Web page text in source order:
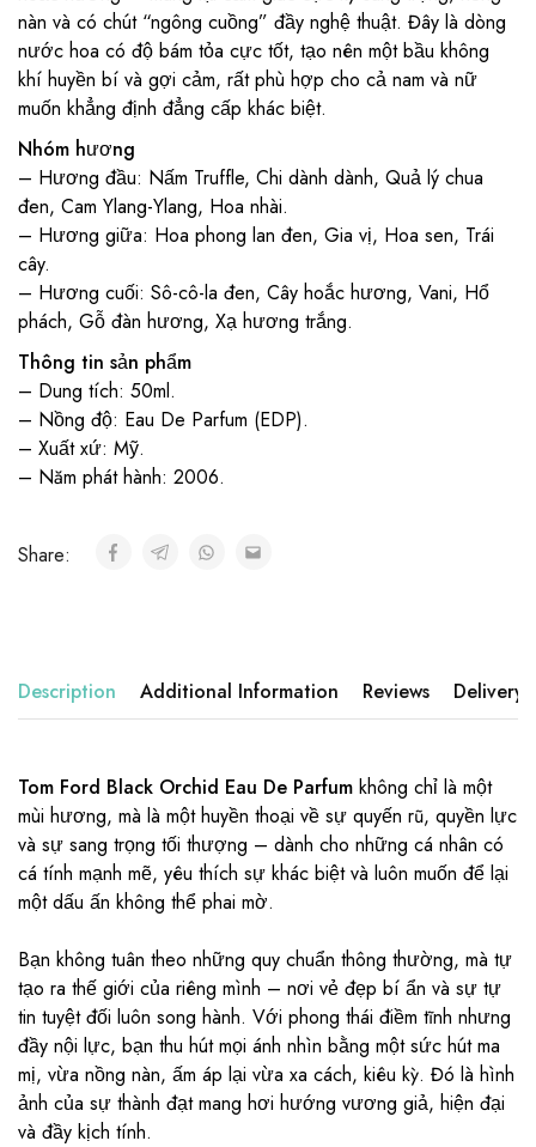
nàn và có chút “ngông cuồng” đầy nghệ thuật. Đây là dòng
nước hoa có độ bám tỏa cực tốt, tạo nên một bầu không
khí huyền bí và gợi cảm, rất phù hợp cho cả nam và nữ
muốn khẳng định đẳng cấp khác biệt.
Nhóm hương
– Hương đầu: Nấm Truffle, Chi dành dành, Quả lý chua
đen, Cam Ylang-Ylang, Hoa nhài.
– Hương giữa: Hoa phong lan đen, Gia vị, Hoa sen, Trái
cây.
– Hương cuối: Sô-cô-la đen, Cây hoắc hương, Vani, Hổ
phách, Gỗ đàn hương, Xạ hương trắng.
Thông tin sản phẩm
– Dung tích: 50ml.
– Nồng độ: Eau De Parfum (EDP).
– Xuất xứ: Mỹ.
– Năm phát hành: 2006.
Share:
Description Additional Information Reviews Delivery
Tom Ford Black Orchid Eau De Parfum không chỉ là một
mùi hương, mà là một huyền thoại về sự quyến rũ, quyền lực
và sự sang trọng tối thượng – dành cho những cá nhân có
cá tính mạnh mẽ, yêu thích sự khác biệt và luôn muốn để lại
một dấu ấn không thể phai mờ.
Bạn không tuân theo những quy chuẩn thông thường, mà tự
tạo ra thế giới của riêng mình – nơi vẻ đẹp bí ẩn và sự tự
tin tuyệt đối luôn song hành. Với phong thái điềm tĩnh nhưng
đầy nội lực, bạn thu hút mọi ánh nhìn bằng một sức hút ma
mị, vừa nồng nàn, ấm áp lại vừa xa cách, kiêu kỳ. Đó là hình
ảnh của sự thành đạt mang hơi hướng vương giả, hiện đại
và đầy kịch tính.